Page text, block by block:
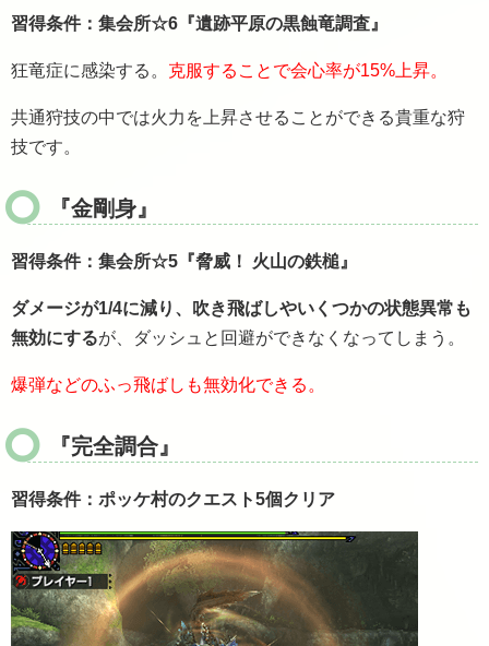
習得条件：集会所☆6『遺跡平原の黒蝕竜調査』
狂竜症に感染する。 克服することで会心率が15%上昇。
共通狩技の中では火力を上昇させることができる貴重な狩
技です。
『金剛身』
習得条件：集会所☆5『脅威！ 火山の鉄槌』
ダメージが1/4に減り、吹き飛ばしやいくつかの状態異常も
無効にするが、ダッシュと回避ができなくなってしまう。
爆弾などのふっ飛ばしも無効化できる。
『完全調合』
習得条件：ポッケ村のクエスト5個クリア